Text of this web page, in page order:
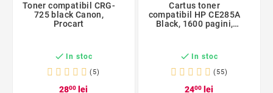
Toner compatibil CRG-
725 black Canon,
Procart
 In stoc
(5)
2800 lei
Cartus toner
compatibil HP CE285A
Black, 1600 pagini,
 In stoc
(55)
2400 lei